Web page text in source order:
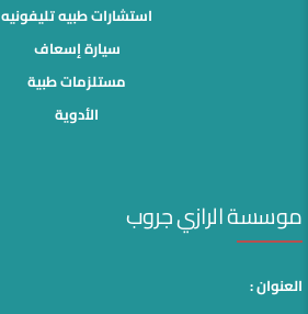
استشارات طبيه تليفونيه
سيارة إسعاف
مستلزمات طبية
الأدوية
موسسة الرازي جروب
العنوان :